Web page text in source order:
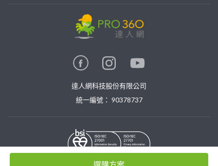
達人網科技股份有限公司
統一編號： 90378737